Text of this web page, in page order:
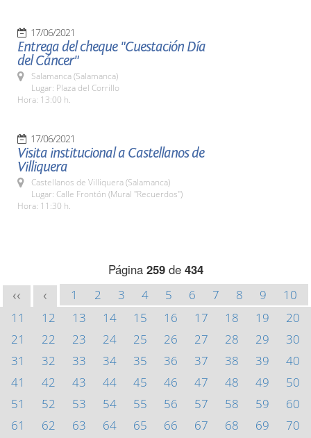
17/06/2021
Entrega del cheque "Cuestación Día
del Cáncer"
Salamanca (Salamanca)
Lugar: Plaza del Corrillo
Hora: 13:00 h.
17/06/2021
Visita institucional a Castellanos de
Villiquera
Castellanos de Villiquera (Salamanca)
Lugar: Calle Frontón (Mural "Recuerdos")
Hora: 11:30 h.
Página 259de 434
<< < 1 2 3 4 5 6 7 8 9
10
11
12 13 14 15 16 17 18 19
20
21
22 23 24 25 26 27 28 29
30
31
32 33 34 35 36 37 38 39
40
41
42 43 44 45 46 47 48 49
50
51
52 53 54 55 56 57 58 59
60
61
62 63 64 65 66 67 68 69
70